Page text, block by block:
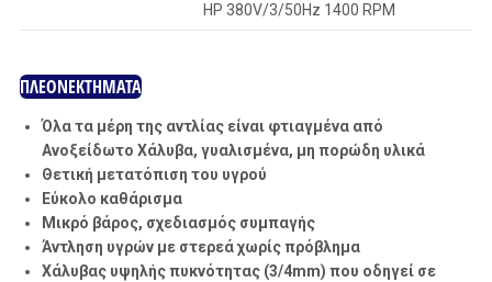
HP 380V/3/50Hz 1400 RPM
ΠΛΕΟΝΕΚΤΗΜΑΤΑ
Όλα τα μέρη της αντλίας είναι φτιαγμένα από
Ανοξείδωτο Χάλυβα, γυαλισμένα, μη πορώδη υλικά
Θετική μετατόπιση του υγρού
Εύκολο καθάρισμα
Μικρό βάρος, σχεδιασμός συμπαγής
Άντληση υγρών με στερεά χωρίς πρόβλημα
Χάλυβας υψηλής πυκνότητας (3/4mm) που οδηγεί σε